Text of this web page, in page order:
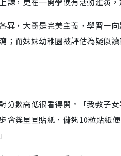
異，大哥是完美主義，學習一
；而妹妹幼稚園被評估為疑似
分數高低很看得開。「我教子
會獎星星貼紙，儲夠10粒貼紙